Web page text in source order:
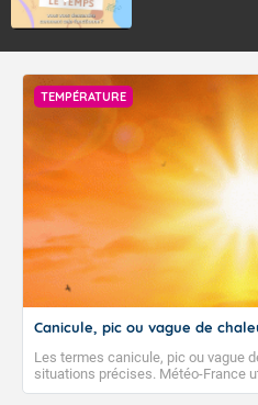
TEMPÉRATURE
Canicule, pic ou vague de
Les termes canicule, pic ou vague
situations précises. Météo-France
climatologiques pour évaluer et